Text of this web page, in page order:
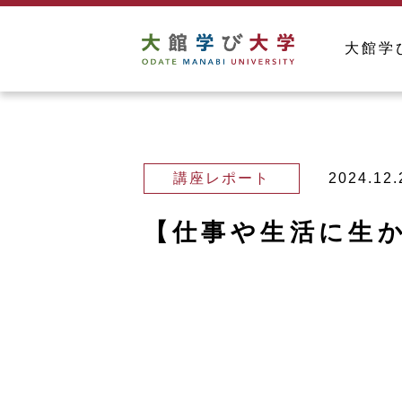
大館学
講座レポート
【仕事や生活に生